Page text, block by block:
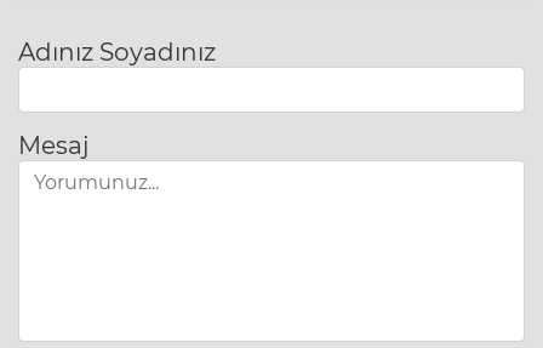
Adınız Soyadınız
Mesaj